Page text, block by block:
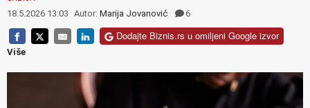
18.5.2026 13:03 Autor: Marija Jovanović 6
Dodajte Biznis.rs u omiljeni Google izvor
Više